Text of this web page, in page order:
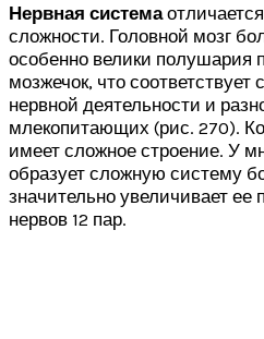
Нервная система
сложности. Головной мозг
особенно велики полушария
мозжечок, что
нервной деятельности и
млекопитающих (рис. 270).
имеет сложное строение. У
образует сложную систему
значительно увеличивает ее
нервов 12 пар.